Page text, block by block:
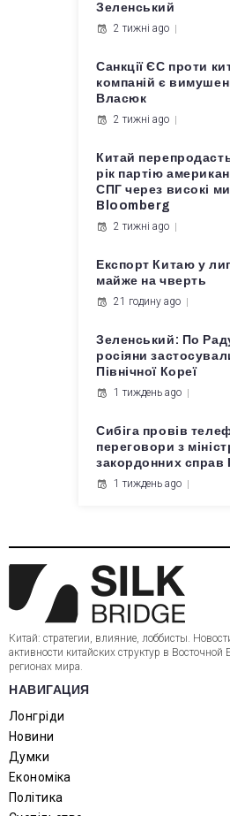
Зеленський
2 тижні ago
Санкції ЄС проти
компаній є
Власюк
2 тижні ago
Китай
рік партію
СПГ через високі
Bloomberg
2 тижні ago
Експорт Китаю у
майже на чверть
21 годину ago
Зеленський: По
росіяни
Північної Кореї
1 тиждень ago
Сибіга провів
переговори з
закордонних справ
1 тиждень ago
Китай: стратегии, влияние, лоббисты.
активности китайских структур в Восточной
регионах мира.
НАВИГАЦИЯ
Лонгріди
Новини
Думки
Економіка
Політика